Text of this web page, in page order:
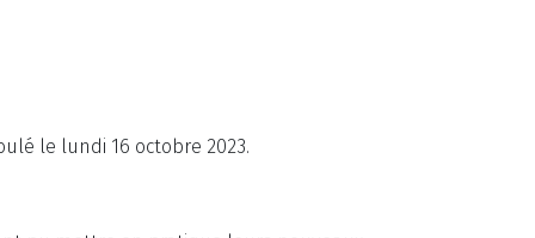
le lundi 16 octobre 2023.